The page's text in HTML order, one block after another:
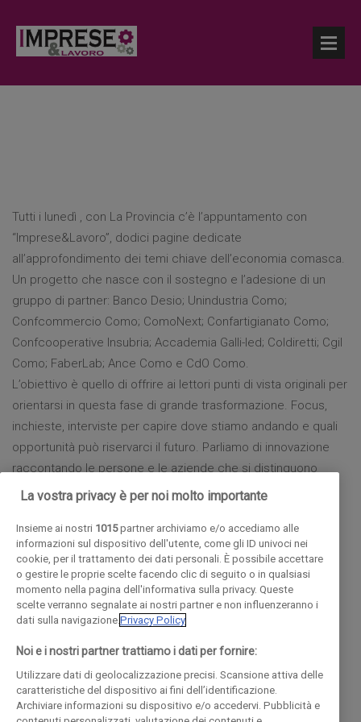
Tutti i lunedì , con La Provincia c’è l’appuntamento con
“Imprese&Lavoro”, dodici pagine dedicate
all’approfondimento dei temi chiave dell’economia comasca.
Un progetto che nasce con il sostegno e l’adesione di un
gruppo di partner: Banco Desio; Unindustria Como;
Confcommercio Como; ComoNext; Confartigianato Como;
Confcooperative Insubria; Accademia Galli-Ied; Coldiretti; Cgil
Como; FaberLab; Ance Como e CdO Como.
L’obiettivo è quello di offrire ai lettori punti di vista originali per
orientarsi in questa fase di grande trasformazione. Focus,
inchieste, interviste per capire dove stiamo andando e quali
opportunità può riservarci il futuro. Parliamo di innovazione
raccontando le persone e le aziende che si distinguono
diventando, talvolta, veri e propri casi di scuola. C’è inoltre
digitale e quelli antichi con un grande passato e un domani
che non ha da temere.
Direttore responsabile:
Diego Minonzio
Redazione:
Enrico Marletta
La vostra privacy è per noi molto importante
Insieme ai nostri 1015partner archiviamo e/o accediamo alle
informazioni sul dispositivo dell'utente, come gli ID univoci nei
cookie, per il trattamento dei dati personali. È possibile accettare
o gestire le proprie scelte facendo clic di seguito o in qualsiasi
momento nella pagina dell'informativa sulla privacy. Queste
scelte verranno segnalate ai nostri partner e non influenzeranno i
dati sulla navigazione. Privacy Policy
Noi e i nostri partner trattiamo i dati per fornire:
Utilizzare dati di geolocalizzazione precisi. Scansione attiva delle
caratteristiche del dispositivo ai fini dell’identificazione.
Archiviare informazioni su dispositivo e/o accedervi. Pubblicità e